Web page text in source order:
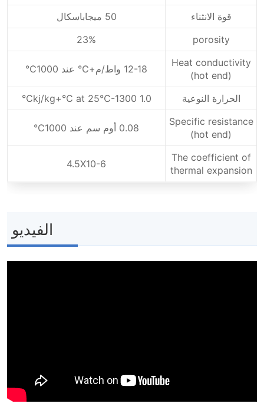
قوة الانثناء
50 ميجاباسكال
porosity
23%
Heat conductivity
(hot end)
12-18 واط/م+℃ عند 1000℃
الحرارة النوعية
1.0 kj/kg+℃ at 25℃-1300℃
Specific resistance
(hot end)
0.08 أوم سم عند 1000℃
The coefficient of
thermal expansion
4.5X10-6
الفيديو